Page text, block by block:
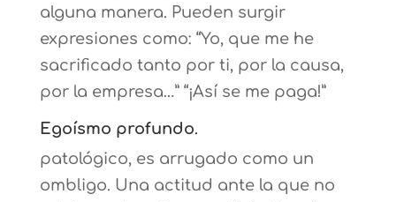
alguna manera. Pueden surgir
expresiones como: “Yo, que me he
sacrificado tanto por ti, por la causa,
por la empresa…” “¡Así se me paga!”
Egoísmo profundo.
patológico, es arrugado como un
ombligo. Una actitud ante la que no